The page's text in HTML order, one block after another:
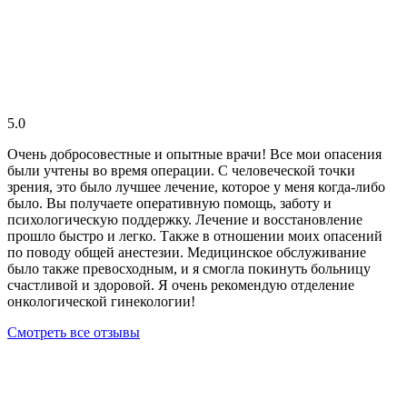
5.0
Очень добросовестные и опытные врачи! Все мои опасения
были учтены во время операции. С человеческой точки
зрения, это было лучшее лечение, которое у меня когда-либо
было. Вы получаете оперативную помощь, заботу и
психологическую поддержку. Лечение и восстановление
прошло быстро и легко. Также в отношении моих опасений
по поводу общей анестезии. Медицинское обслуживание
было также превосходным, и я смогла покинуть больницу
счастливой и здоровой. Я очень рекомендую отделение
онкологической гинекологии!
Смотреть все отзывы